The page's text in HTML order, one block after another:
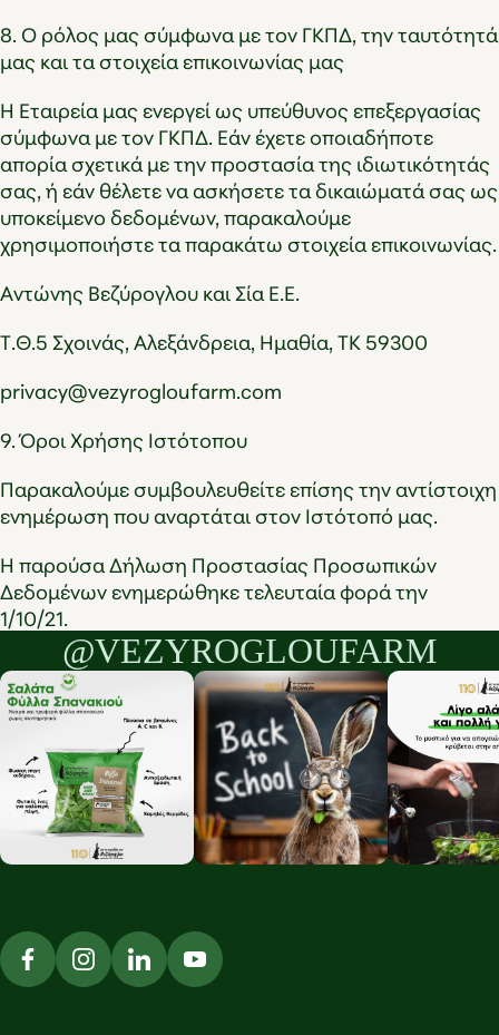
8. Ο ρόλος μας σύμφωνα με τον ΓΚΠΔ, την ταυτότητά
μας και τα στοιχεία επικοινωνίας μας
Η Εταιρεία μας ενεργεί ως υπεύθυνος επεξεργασίας
σύμφωνα με τον ΓΚΠΔ. Εάν έχετε οποιαδήποτε
απορία σχετικά με την προστασία της ιδιωτικότητάς
σας, ή εάν θέλετε να ασκήσετε τα δικαιώματά σας ως
υποκείμενο δεδομένων, παρακαλούμε
χρησιμοποιήστε τα παρακάτω στοιχεία επικοινωνίας.
Αντώνης Βεζύρογλου και Σία Ε.Ε.
Τ.Θ.5 Σχοινάς, Αλεξάνδρεια, Ημαθία, ΤΚ 59300
privacy@vezyrogloufarm.com
9. Όροι Χρήσης Ιστότοπου
Παρακαλούμε συμβουλευθείτε επίσης την αντίστοιχη
ενημέρωση που αναρτάται στονΙστότοπό μας.
Η παρούσα Δήλωση Προστασίας Προσωπικών
Δεδομένων ενημερώθηκε τελευταία φορά την
1/10/21.
@VEZYROGLOUFARM